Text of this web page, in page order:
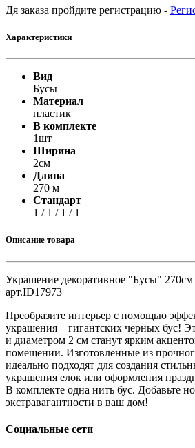
Дя заказа пройдите регистрацию -
Характеристики
Вид
Бусы
Материал
пластик
В комплекте
1шт
Ширина
2см
Длина
270 м
Стандарт
1 / 1 / 1 / 1
Описание товара
Украшение декоративное "Бусы"
арт.ID17973
Преобразите интерьер с помощью
украшения – гигантских черных бус!
и диаметром 2 см станут ярким
помещении. Изготовленные из
идеально подходят для создания
украшения елок или оформления
В комплекте одна нить бус. Добавьте
экстравагантности в ваш дом!
Социальные сети